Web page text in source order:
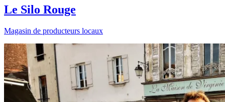
Le Silo Rouge
Magasin de producteurs locaux